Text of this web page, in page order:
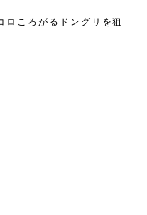
ロころがるドングリを狙